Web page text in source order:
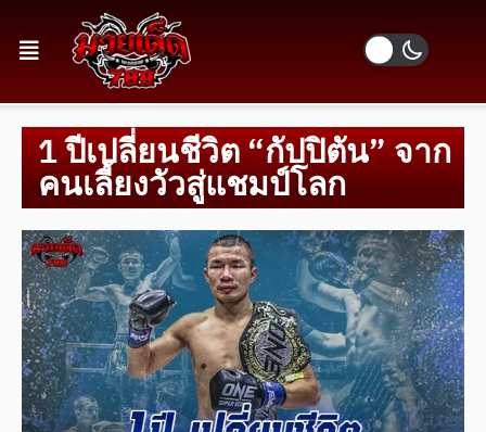
1 ปีเปลี่ยนชีวิต “กัปปิตัน” จาก
คนเลี้ยงวัวสู่แชมป์โลก